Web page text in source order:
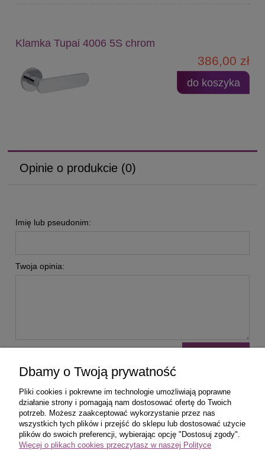
Klamka Tupai 4006 5S chrom
386,00 zł
do koszyka
Opinie o produkcie (0)
Imię lub pseudonim:
Twoja opinia:
Zakupy
Dbamy o Twoją prywatność
Pliki cookies i pokrewne im technologie umożliwiają poprawne
działanie strony i pomagają nam dostosować ofertę do Twoich
potrzeb. Możesz zaakceptować wykorzystanie przez nas
wszystkich tych plików i przejść do sklepu lub dostosować użycie
plików do swoich preferencji, wybierając opcję "Dostosuj zgody".
Więcej o plikach cookies przeczytasz w naszej Polityce